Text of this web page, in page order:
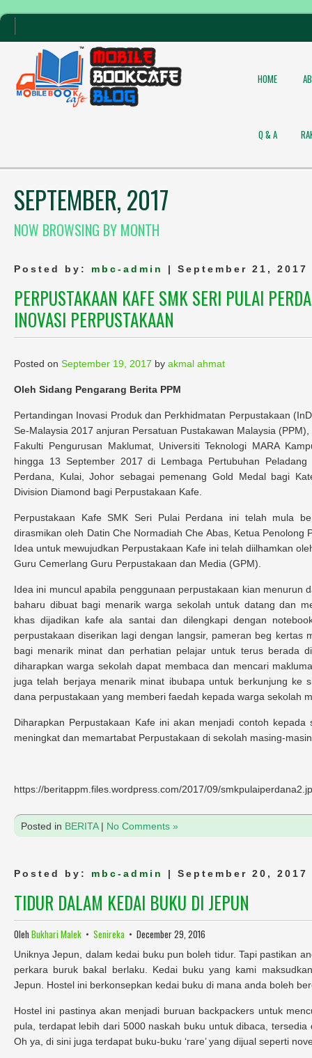
HOME
Q & A
SEPTEMBER, 2017
NOW BROWSING BY MONTH
Posted by: mbc-admin | September 21, 2017
PERPUSTAKAAN KAFE SMK SERI PULAI
INOVASI PERPUSTAKAAN
Posted on September 19, 2017 by akmal ahmat
Oleh Sidang Pengarang Berita PPM
Pertandingan Inovasi Produk dan Perkhidmatan Perpustakaan
Se-Malaysia 2017 anjuran Persatuan Pustakawan Malaysia
Fakulti Pengurusan Maklumat, Universiti Teknologi MARA
hingga 13 September 2017 di Lembaga Pertubuhan
Perdana, Kulai, Johor sebagai pemenang Gold Medal bagi
Division Diamond bagi Perpustakaan Kafe.
Perpustakaan Kafe SMK Seri Pulai Perdana ini telah mula
dirasmikan oleh Datin Che Normadiah Che Abas, Ketua Penolong
Idea untuk mewujudkan Perpustakaan Kafe ini telah diilhamkan
Guru Cemerlang Guru Perpustakaan dan Media (GPM).
Idea ini muncul apabila penggunaan perpustakaan kian menurun
baharu dibuat bagi menarik warga sekolah untuk datang dan
khas dijadikan kafe ala santai dan dilengkapi dengan
perpustakaan diserikan lagi dengan langsir, pameran beg kertas
bagi menarik minat dan perhatian pelajar untuk terus berada
diharapkan warga sekolah dapat membaca dan mencari
juga telah berjaya menarik minat ibubapa untuk berkunjung ke
dana perpustakaan yang memberi faedah kepada warga sekolah
Diharapkan Perpustakaan Kafe ini akan menjadi contoh
meningkat dan memartabat Perpustakaan di sekolah masing-
https://beritappm.files.wordpress.com/2017/09/
Posted in BERITA| No Comments »
Posted by: mbc-admin | September 20, 2017
TIDUR DALAM KEDAI BUKU DI JEPUN
Oleh Bukhari Malek • Senireka • December 29, 2016
Uniknya Jepun, dalam kedai buku pun boleh tidur. Tapi pastikan
perkara buruk bakal berlaku. Kedai buku yang kami
Jepun. Hostel ini berkonsepkan kedai buku di mana anda boleh
Hostel ini pastinya akan menjadi buruan backpackers untuk
pula, terdapat lebih dari 5000 naskah buku untuk dibaca,
Oh ya, di sini juga terdapat buku-buku ‘rare’ yang dijual seperti